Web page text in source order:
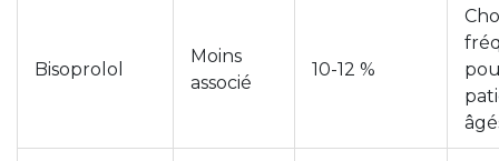
Bisoprolol
Moins
associé
10-12 %